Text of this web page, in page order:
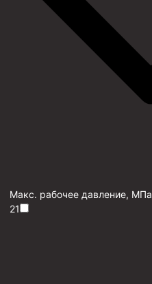
Макс. рабочее давление, МПа
21